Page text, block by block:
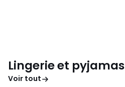
Lingerie et pyjamas
Voir tout